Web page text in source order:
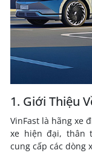
1. Giới Thiệu
VinFast là hãng xe
xe hiện đại, thân
cung cấp các dòng